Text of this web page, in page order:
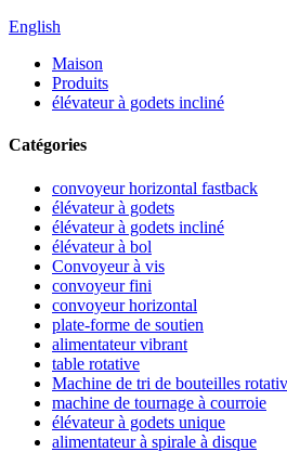
English
Maison
Produits
élévateur à godets incliné
Catégories
convoyeur horizontal fastback
élévateur à godets
élévateur à godets incliné
élévateur à bol
Convoyeur à vis
convoyeur fini
convoyeur horizontal
plate-forme de soutien
alimentateur vibrant
table rotative
Machine de tri de bouteilles
machine de tournage à courroie
élévateur à godets unique
alimentateur à spirale à disque